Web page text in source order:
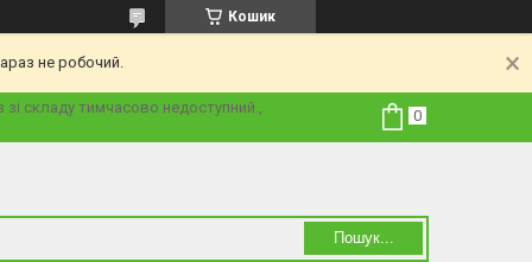
Кошик
не робочий.
зі складу тимчасово недоступний.,
Пошук...